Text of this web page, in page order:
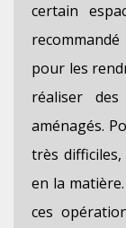
certain
pour les
réaliser
aménagés.
très
en la
ces